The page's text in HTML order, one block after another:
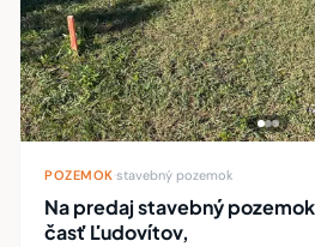
POZEMOK stavebný pozemok
Na predaj stavebný
časť Ľudovítov,